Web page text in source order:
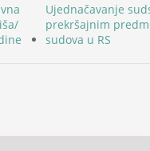
Ujednačavanje
prekršajnim
sudova u RS